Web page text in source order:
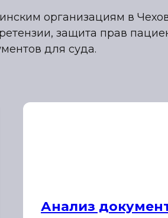
организациям в
защита прав
для суда.
Анализ